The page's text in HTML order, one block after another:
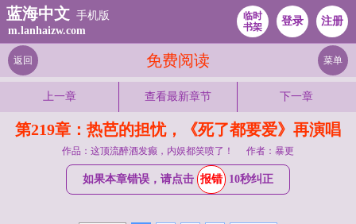
蓝海中文 手机版
m.lanhaizw.com
临时
书架
登录 注册
免费阅读
返回 菜单
上一章 查看最新章节 下一章
第219章：热芭的担忧，《死了都要爱》再演唱
作品：这顶流醉酒发癫，内娱都笑喷了！ 作者：暴更
如果本章错误，请点击 报错 10秒纠正